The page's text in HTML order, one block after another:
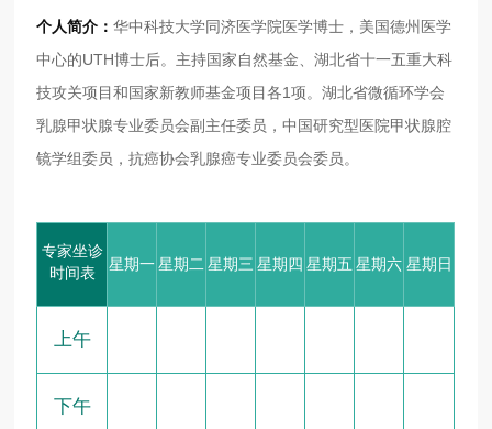
个人简介：华中科技大学同济医学院医学博士，美国德州医学
中心的UTH博士后。主持国家自然基金、湖北省十一五重大科
技攻关项目和国家新教师基金项目各1项。湖北省微循环学会
乳腺甲状腺专业委员会副主任委员，中国研究型医院甲状腺腔
镜学组委员，抗癌协会乳腺癌专业委员会委员。
专家坐诊
时间表
星期一 星期二 星期三 星期四 星期五 星期六 星期日
上午
下午